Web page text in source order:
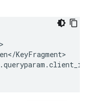
KeyFragment>